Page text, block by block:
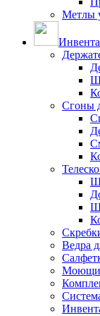
Метлы
Сгоны
Ведра
Моющие